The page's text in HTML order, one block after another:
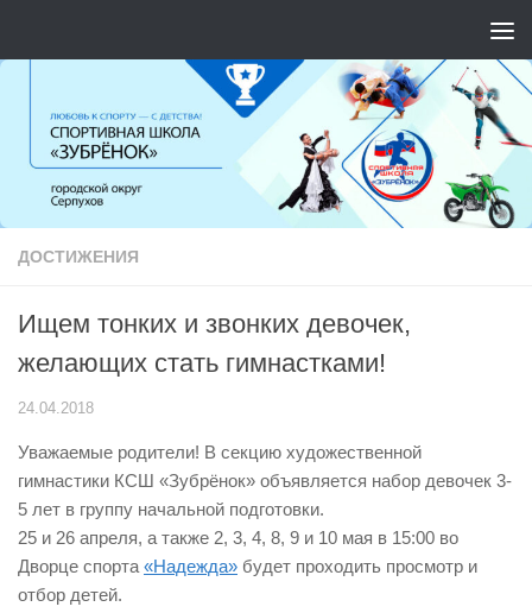
ДОСТИЖЕНИЯ
Ищем тонких и звонких девочек,
желающих стать гимнастками!
24.04.2018
Уважаемые родители! В секцию художественной
гимнастики КСШ «Зубрёнок» объявляется набор девочек 3-
5 лет в группу начальной подготовки.
25 и 26 апреля, а также 2, 3, 4, 8, 9 и 10 мая в 15:00 во
Дворце спорта «Надежда» будет проходить просмотр и
отбор детей.